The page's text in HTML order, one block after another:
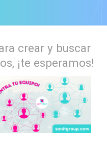
crear y buscar
¡te esperamos!